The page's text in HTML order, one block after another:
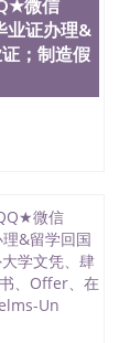
微信
业证办理&
；制造假